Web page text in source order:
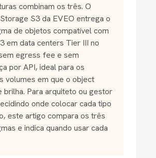
combinam os três. O
S3 da EVEO entrega o
de objetos compatível com
em data centers Tier III no
egress fee e sem
por API, ideal para os
volumes em que o object
brilha. Para arquiteto ou gestor
onde colocar cada tipo
este artigo compara os três
e indica quando usar cada